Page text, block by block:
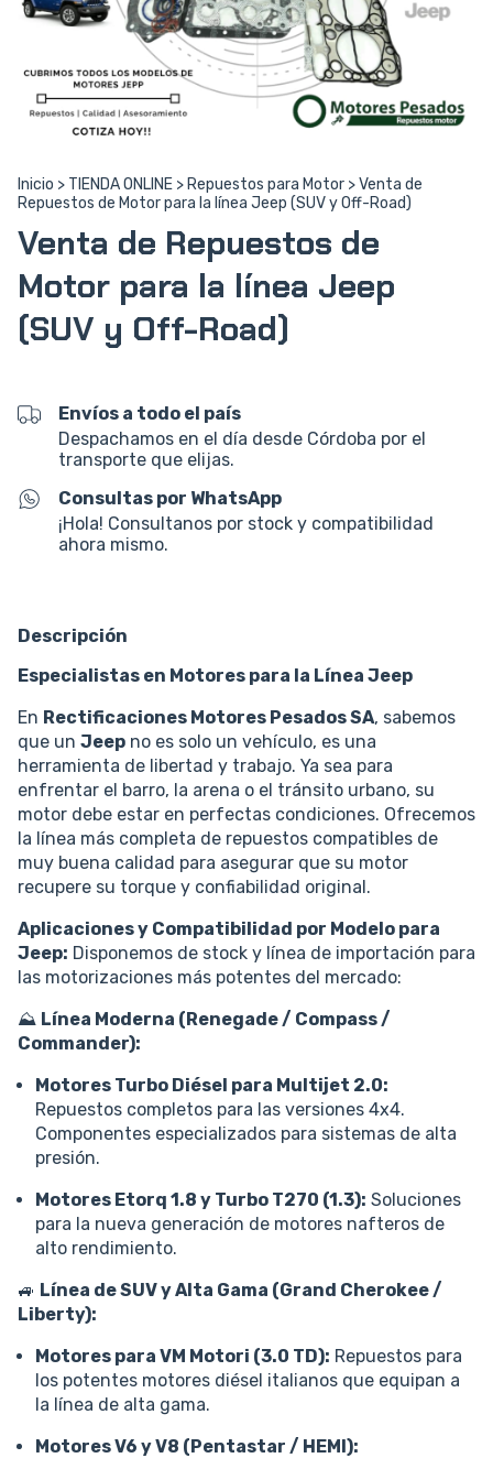
Inicio > TIENDA ONLINE > Repuestos para Motor >Venta de
Repuestos de Motor para la línea Jeep (SUV y Off-Road)
Venta de Repuestos de
Motor para la línea Jeep
(SUV y Off-Road)
Envíos a todo el país
Despachamos en el día desde Córdoba por el
transporte que elijas.
Consultas por WhatsApp
¡Hola! Consultanos por stock y compatibilidad
ahora mismo.
Descripción
Especialistas en Motores para la Línea Jeep
En Rectificaciones Motores Pesados SA, sabemos
que un Jeep no es solo un vehículo, es una
herramienta de libertad y trabajo. Ya sea para
enfrentar el barro, la arena o el tránsito urbano, su
motor debe estar en perfectas condiciones. Ofrecemos
la línea más completa de repuestos compatibles de
muy buena calidad para asegurar que su motor
recupere su torque y confiabilidad original.
Aplicaciones y Compatibilidad por Modelo para
Jeep: Disponemos de stock y línea de importación para
las motorizaciones más potentes del mercado:
⛰️ Línea Moderna (Renegade / Compass /
Commander):
Motores Turbo Diésel para Multijet 2.0:
Repuestos completos para las versiones 4x4.
Componentes especializados para sistemas de alta
presión.
Motores Etorq 1.8 y Turbo T270 (1.3): Soluciones
para la nueva generación de motores nafteros de
alto rendimiento.
🚙 Línea de SUV y Alta Gama (Grand Cherokee /
Liberty):
Motores para VM Motori (3.0 TD): Repuestos para
los potentes motores diésel italianos que equipan a
la línea de alta gama.
Motores V6 y V8 (Pentastar / HEMI):